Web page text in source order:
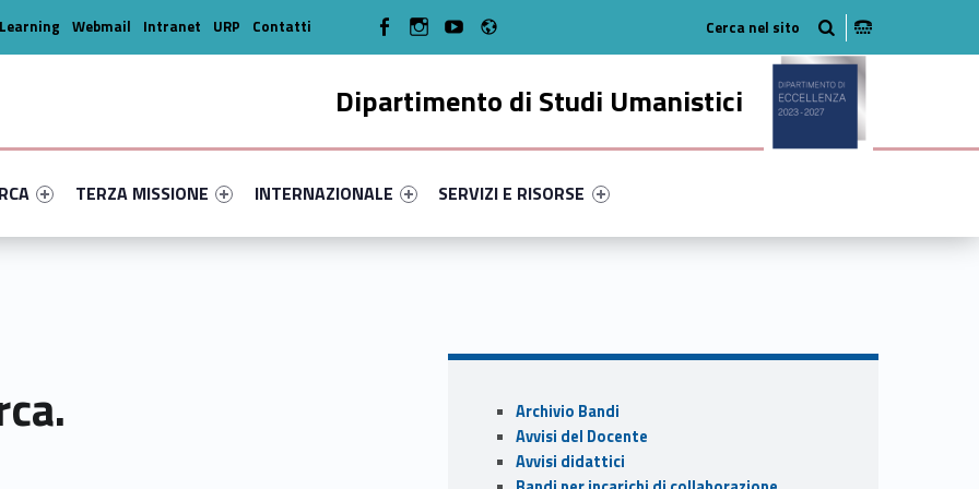
Dipartimento di Studi Umanistici
primary-39694-14
#link-menu-primary-1847-35
Link identifier #link-menu-primary-14249-45
TERZA MISSIONE
Link identifier #link-menu-primary-34710-49
INTERNAZIONALE
Link identifier #link-menu-primary-5873-56
SERVIZI E RISORSE
Webmail Intranet URP Contatti WebMan on FacebookWebMan on Instagram
WebMan on Youtube
Sidebar
Archivio Bandi
Avvisi del Docente
Avvisi didattici